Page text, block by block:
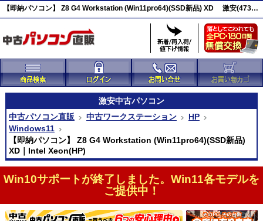
【即納パソコン】 Z8 G4 Workstation (Win11pro64)(SSD新品) XD 激安(47352)
激安中古パソコン
中古パソコン直販
中古ワークステーション
HP
Windows11
【即納パソコン】 Z8 G4 Workstation (Win11pro64)(SSD新品)
XD｜Intel Xeon(HP)
Win10サポートが終了しました。Win11各モデルを
ご提供中！